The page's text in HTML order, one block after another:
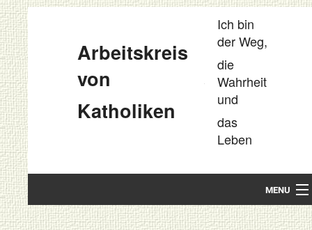
Arbeitskreis
von
Katholiken
Ich bin
der Weg,
die
Wahrheit
und
das
Leben
MENU
Startseite